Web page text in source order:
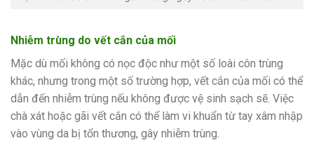
Nhiễm trùng do vết cắn của mối
Mặc dù mối không có nọc độc như một số loài côn trùng
khác, nhưng trong một số trường hợp, vết cắn của mối có thể
dẫn đến nhiễm trùng nếu không được vệ sinh sạch sẽ. Việc
chà xát hoặc gãi vết cắn có thể làm vi khuẩn từ tay xâm nhập
vào vùng da bị tổn thương, gây nhiễm trùng.